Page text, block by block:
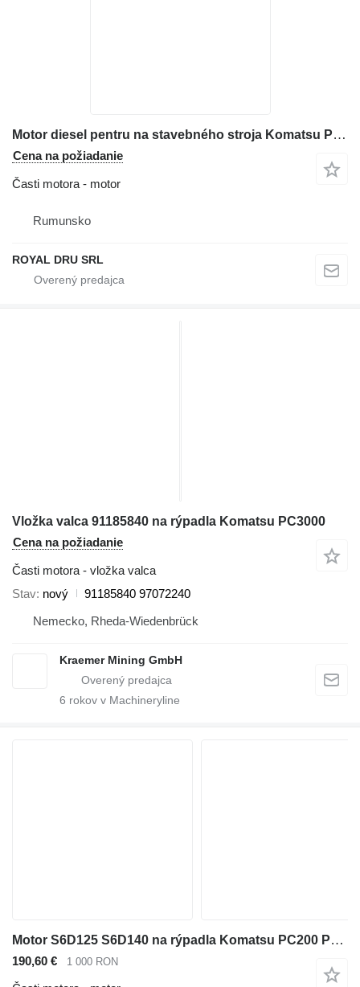
Motor diesel pentru na stavebného stroja Komatsu PC50-1, PC50-2, PC50-3, PC50FR-1, PC50FR-2, PC50M-2
Cena na požiadanie
Časti motora - motor
Rumunsko
ROYAL DRU SRL
Vložka valca 91185840 na rýpadla Komatsu PC3000
Cena na požiadanie
Časti motora - vložka valca
Stav nový
91185840 97072240
Nemecko, Rheda-Wiedenbrück
Kraemer Mining GmbH
6 rokov v Machineryline
Motor S6D125 S6D140 na rýpadla Komatsu PC200 PC210 PC300
190,60 € 1 000 RON